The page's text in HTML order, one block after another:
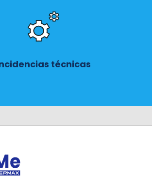
técnicas